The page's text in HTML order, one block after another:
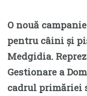
O nouă
pentru câini și
Medgidia.
Gestionare a
cadrul primăriei